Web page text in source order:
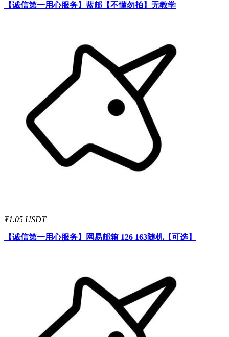
【诚信第一用心服务】 蓝邮【不懂勿拍】无教学
₮1.05 USDT
【诚信第一用心服务】 网易邮箱 126 163随机【可选】